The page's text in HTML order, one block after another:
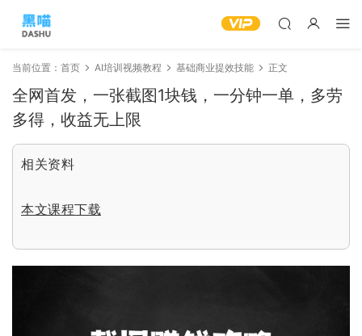
当前位置： 首页 AI培训视频教程 基础商业提效技能 正文
全网首发，一张截图1块钱，一分钟一单，多劳
多得，收益无上限
相关资料
本文课程下载